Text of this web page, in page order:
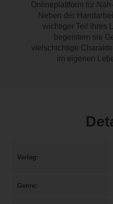
Onlineplattform für
Neben der
wichtiger Teil ihres
begeistern sie
vielschichtige
im eigenen
Verlag
Genre